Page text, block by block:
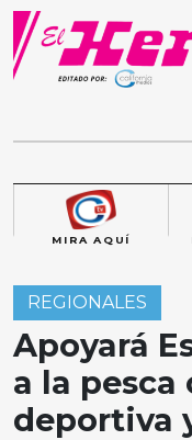
Skip
content
MIRA AQUÍ
REGIONALES
Apoyará
a la pesca
deportiva